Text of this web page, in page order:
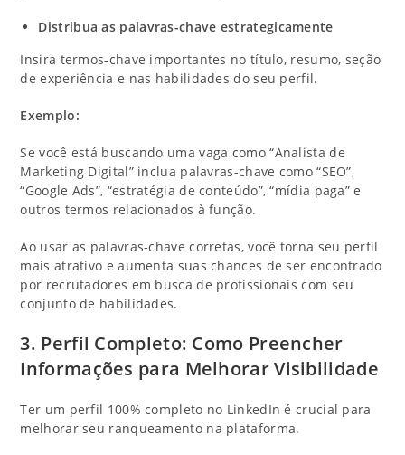
Distribua as palavras-chave estrategicamente
Insira termos-chave importantes no título, resumo, seção
de experiência e nas habilidades do seu perfil.
Exemplo:
Se você está buscando uma vaga como “Analista de
Marketing Digital” inclua palavras-chave como “SEO”,
“Google Ads”, “estratégia de conteúdo”, “mídia paga” e
outros termos relacionados à função.
Ao usar as palavras-chave corretas, você torna seu perfil
mais atrativo e aumenta suas chances de ser encontrado
por recrutadores em busca de profissionais com seu
conjunto de habilidades.
3. Perfil Completo: Como Preencher
Informações para Melhorar Visibilidade
Ter um perfil 100% completo no LinkedIn é crucial para
melhorar seu ranqueamento na plataforma.